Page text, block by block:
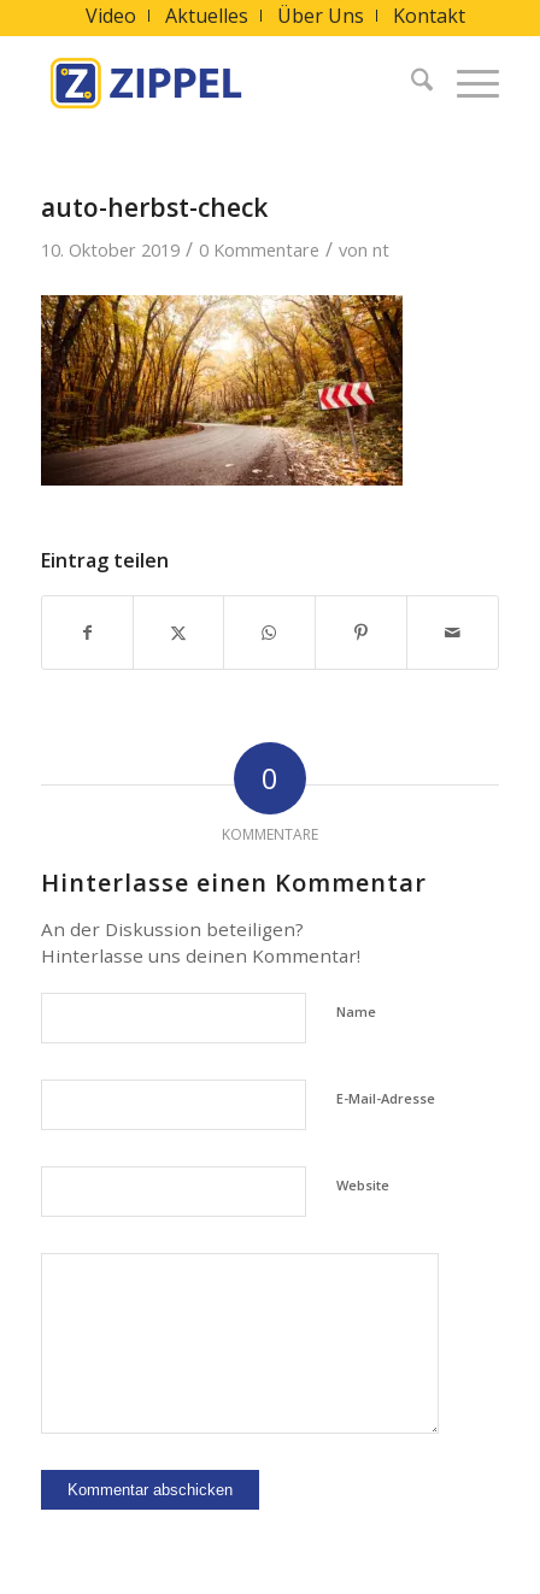
Video Aktuelles Über Uns Kontakt
auto-herbst-check
10. Oktober 2019 / 0 Kommentare / von nt
Eintrag teilen
0
KOMMENTARE
Hinterlasse einen Kommentar
An der Diskussion beteiligen?
Hinterlasse uns deinen Kommentar!
Name
E-Mail-Adresse
Website